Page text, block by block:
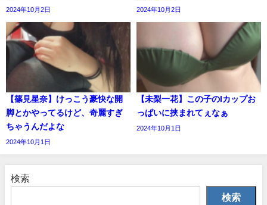
2024年10月2日 2024年10月2日
【篠見星奈】けっこう豪快な開
脚とかやってるけど、奇麗すぎ
ちゃうんだよな
2024年10月1日
【未梨一花】この子のIカップお
っぱいに挟まれてぇなぁ
2024年10月1日
検索
検索